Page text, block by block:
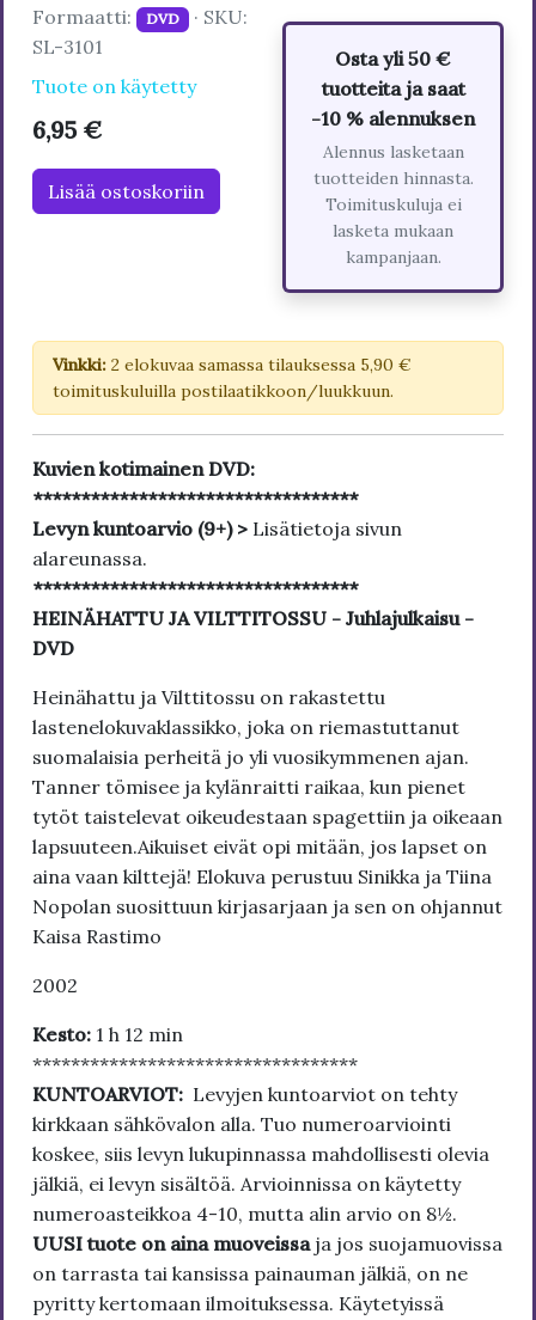
Formaatti: DVD · SKU:
SL-3101
Tuote on käytetty
6,95 €
Lisää ostoskoriin
Osta yli 50 €
tuotteita ja saat
-10 % alennuksen
Alennus lasketaan
tuotteiden hinnasta.
Toimituskuluja ei
lasketa mukaan
kampanjaan.
Vinkki: 2 elokuvaa samassa tilauksessa 5,90 €
toimituskuluilla postilaatikkoon/luukkuun.
Kuvien kotimainen DVD:
**********************************
Levyn kuntoarvio (9+) > Lisätietoja sivun
alareunassa.
**********************************
HEINÄHATTU JA VILTTITOSSU - Juhlajulkaisu -
DVD
Heinähattu ja Vilttitossu on rakastettu
lastenelokuvaklassikko, joka on riemastuttanut
suomalaisia perheitä jo yli vuosikymmenen ajan.
Tanner tömisee ja kylänraitti raikaa, kun pienet
tytöt taistelevat oikeudestaan spagettiin ja oikeaan
lapsuuteen.Aikuiset eivät opi mitään, jos lapset on
aina vaan kilttejä! Elokuva perustuu Sinikka ja Tiina
Nopolan suosittuun kirjasarjaan ja sen on ohjannut
Kaisa Rastimo
2002
Kesto: 1 h 12 min
**********************************
KUNTOARVIOT: Levyjen kuntoarviot on tehty
kirkkaan sähkövalon alla. Tuo numeroarviointi
koskee, siis levyn lukupinnassa mahdollisesti olevia
jälkiä, ei levyn sisältöä. Arvioinnissa on käytetty
numeroasteikkoa 4-10, mutta alin arvio on 8½.
UUSI tuote on aina muoveissa ja jos suojamuovissa
on tarrasta tai kansissa painauman jälkiä, on ne
pyritty kertomaan ilmoituksessa. Käytetyissä